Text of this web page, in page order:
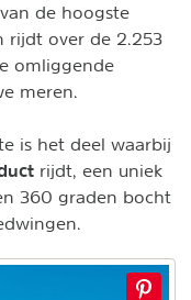
van de hoogste
rijdt over de 2.253
omliggende
meren.
is het deel waarbij
rijdt, een uniek
360 graden bocht